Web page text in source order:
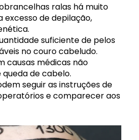
ralas há muito
excesso de depilação,
suficiente de pelos
no couro cabeludo.
causas médicas não
de cabelo.
seguir as instruções de
e comparecer aos